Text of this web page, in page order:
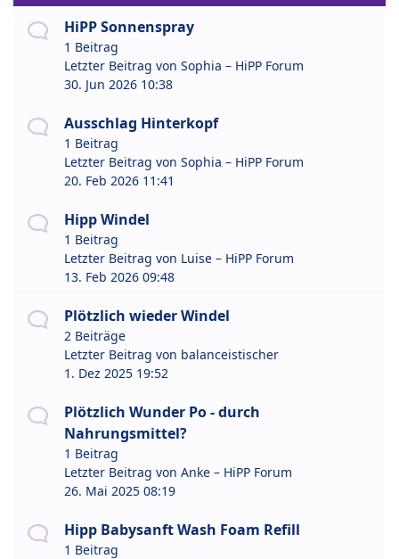
HiPP Sonnenspray
1 Beitrag
Letzter Beitrag von Sophia – HiPP Forum
30. Jun 2026 10:38
Ausschlag Hinterkopf
1 Beitrag
Letzter Beitrag von Sophia – HiPP Forum
20. Feb 2026 11:41
Hipp Windel
1 Beitrag
Letzter Beitrag von Luise – HiPP Forum
13. Feb 2026 09:48
Plötzlich wieder Windel
2 Beiträge
Letzter Beitrag von balanceistischer
1. Dez 2025 19:52
Plötzlich Wunder Po - durch
Nahrungsmittel?
1 Beitrag
Letzter Beitrag von Anke – HiPP Forum
26. Mai 2025 08:19
Hipp Babysanft Wash Foam Refill
1 Beitrag